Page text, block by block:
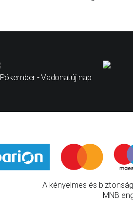
Pókember - Vadonatúj nap
A kényelmes és
MNB